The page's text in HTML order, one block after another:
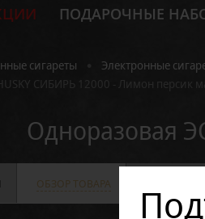
ПОДАРОЧНЫЕ
сигареты Электронные
СИБИРЬ 12000 - Лимон персик
Одноразовая
ОБЗОР ТОВАРА